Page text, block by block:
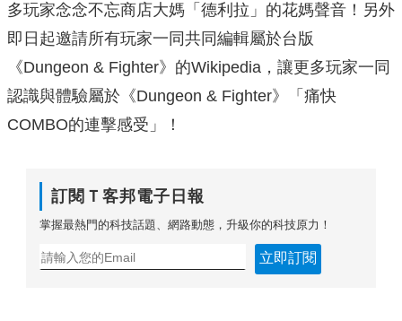
多玩家念念不忘商店大媽「德利拉」的花媽聲音！另外
即日起邀請所有玩家一同共同編輯屬於台版
《Dungeon & Fighter》的Wikipedia，讓更多玩家一同
認識與體驗屬於《Dungeon & Fighter》「痛快
COMBO的連擊感受」！
訂閱Ｔ客邦電子日報
掌握最熱門的科技話題、網路動態，升級你的科技原力！
立即訂閱